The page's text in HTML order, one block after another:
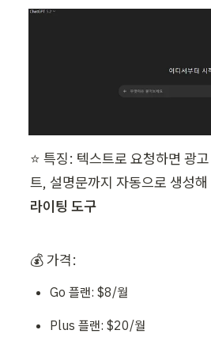
⭐ 특징: 텍스트로 요청하면 광
트, 설명문까지 자동으로 생성해
라이팅 도구
💰 가격:
Go 플랜: $8/월
Plus 플랜: $20/월